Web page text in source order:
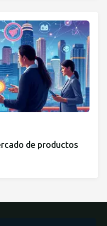
de productos